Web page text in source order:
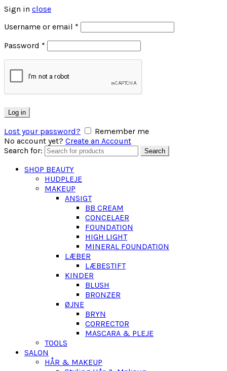
Sign in close
Username or email *
Password *
Log in
Lost your password?
Remember me
No account yet? Create an Account
Search for:
Search
SHOP BEAUTY
HUDPLEJE
MAKEUP
ANSIGT
BB CREAM
CONCELAER
FOUNDATION
HIGH LIGHT
MINERAL FOUNDATION
LÆBER
LÆBESTIFT
KINDER
BLUSH
BRONZER
ØJNE
BRYN
CORRECTOR
MASCARA & PLEJE
TOOLS
SALON
HÅR & MAKEUP